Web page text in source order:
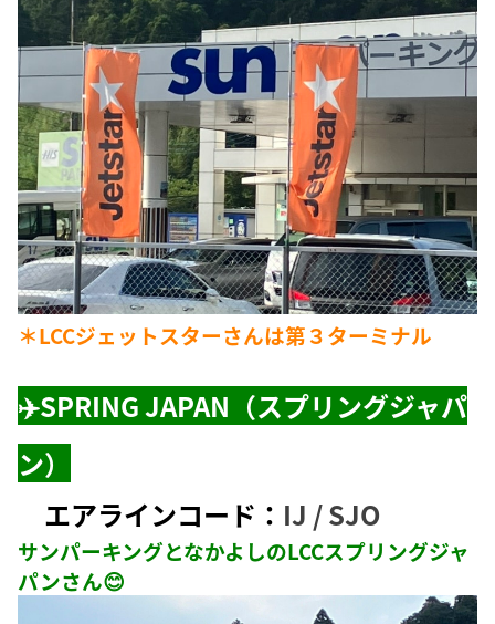
＊LCCジェットスターさんは第３ターミナル
✈️SPRING JAPAN（スプリングジャパ
ン）
エアラインコード： IJ / SJO
サンパーキングとなかよしのLCCスプリングジャ
パンさん😊